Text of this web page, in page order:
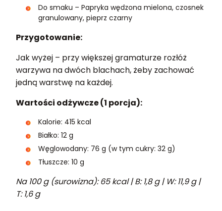
Do smaku – Papryka wędzona mielona, czosnek
granulowany, pieprz czarny
Przygotowanie:
Jak wyżej – przy większej gramaturze rozłóż
warzywa na dwóch blachach, żeby zachować
jedną warstwę na każdej.
Wartości odżywcze (1 porcja):
Kalorie: 415 kcal
Białko: 12 g
Węglowodany: 76 g (w tym cukry: 32 g)
Tłuszcze: 10 g
Na 100 g (surowizna): 65 kcal | B: 1,8 g | W: 11,9 g |
T: 1,6 g